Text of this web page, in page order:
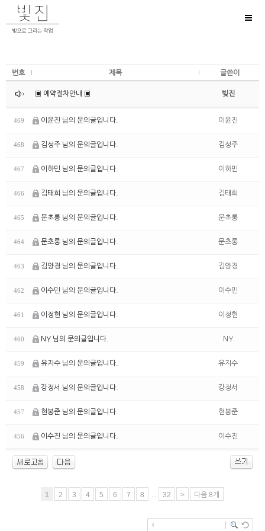
번호 제목 글쓴이
▣ 예약절차안내 ▣ 빚진
469 이윤진 님의 문의글입니다. 이윤진
468 김성주 님의 문의글입니다. 김성주
467 이하민 님의 문의글입니다. 이하민
466 김태희 님의 문의글입니다. 김태희
465 문초롱 님의 문의글입니다. 문초롱
464 문초롱 님의 문의글입니다. 문초롱
463 김양경 님의 문의글입니다. 김양경
462 이수민 님의 문의글입니다. 이수민
461 이정현 님의 문의글입니다. 이정현
460 NY 님의 문의글입니다. NY
459 유지수 님의 문의글입니다. 유지수
458 강정서 님의 문의글입니다. 강정서
457 현봉준 님의 문의글입니다. 현봉준
456 이수진 님의 문의글입니다. 이수진
1 2 3 4 5 6 7 8 ... 32 > 다음 8개